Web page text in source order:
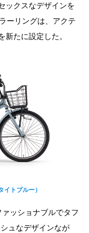
ックスなデザインを
ーリングは、アクテ
新たに設定した。
トブルー）
ァッショナブルでタフ
ュなデザインなが